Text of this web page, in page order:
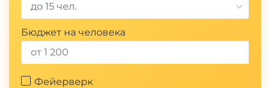
до 15 чел.
Бюджет на человека
Фейерверк